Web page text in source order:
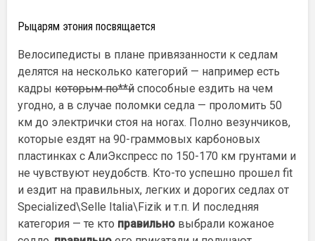
Рыцарям этония посвящается
Велосипедисты в плане привязанности к седлам
делятся на несколько категорий — например есть
кадры которым по**й способные ездить на чем
угодно, а в случае поломки седла — проломить 50
км до электрички стоя на ногах. Полно везунчиков,
которые ездят на 90-граммовых карбоновых
пластинках с АлиЭкспресс по 150-170 км грунтами и
не чувствуют неудобств. Кто-то успешно прошел fit
и ездит на правильных, легких и дорогих седлах от
Specialized\Selle Italia\Fizik и т.п. И последняя
категория — те кто правильно выбрали кожаное